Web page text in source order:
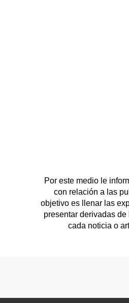
Por este medio le
con relación a las
objetivo es llenar las
presentar derivadas
cada noticia o